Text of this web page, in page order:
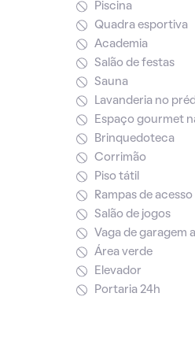
Piscina
Quadra esportiva
Academia
Salão de festas
Sauna
Lavanderia no
Espaço gourmet
Brinquedoteca
Corrimão
Piso tátil
Rampas de acesso
Salão de jogos
Vaga de garagem
Área verde
Elevador
Portaria 24h